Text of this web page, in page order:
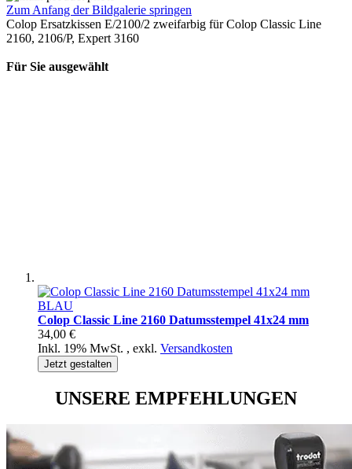
Zum Anfang der Bildgalerie springen
Colop Ersatzkissen E/2100/2 zweifarbig für Colop Classic Line
2160, 2106/P, Expert 3160
Für Sie ausgewählt
Colop Classic Line 2160 Datumsstempel 41x24 mm
34,00 €
Inkl. 19% MwSt. , exkl. Versandkosten
Jetzt gestalten
UNSERE EMPFEHLUNGEN